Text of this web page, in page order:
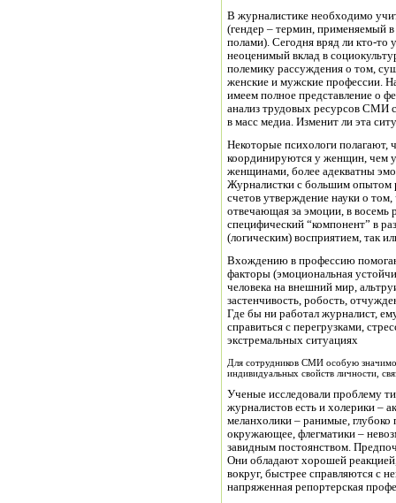
В журналистике необходимо
(гендер – термин, применяемый
полами). Сегодня вряд ли кто-
неоценимый вклад в
полемику рассуждения о том,
женские и мужские профессии.
имеем полное представление о
анализ трудовых ресурсов СМИ
в масс медиа. Изменит ли эта
Некоторые психологи полагают,
координируются у женщин, чем
женщинами, более адекватны
Журналистки с большим опытом
счетов утверждение науки о
отвечающая за эмоции, в восемь
специфический “компонент” в
(логическим) восприятием, так
Вхождению в профессию
факторы (эмоциональная
человека на внешний мир,
застенчивость, робость,
Где бы ни работал журналист,
справиться с перегрузками,
экстремальных ситуациях
Для сотрудников СМИ особую
индивидуальных свойств личности,
Ученые исследовали проблему
журналистов есть и холерики –
меланхолики – ранимые,
окружающее, флегматики –
завидным постоянством.
Они обладают хорошей
вокруг, быстрее справляются с
напряженная репортерская